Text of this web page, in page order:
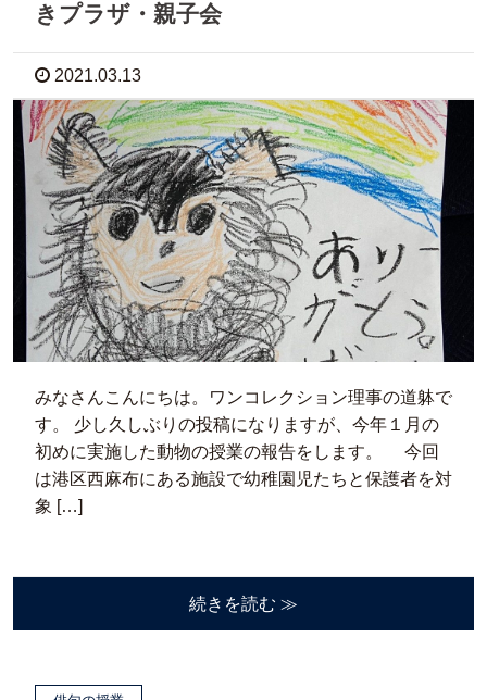
きプラザ・親子会
2021.03.13
みなさんこんにちは。ワンコレクション理事の道躰で
す。 少し久しぶりの投稿になりますが、今年１月の
初めに実施した動物の授業の報告をします。 今回
は港区西麻布にある施設で幼稚園児たちと保護者を対
象 […]
続きを読む ≫